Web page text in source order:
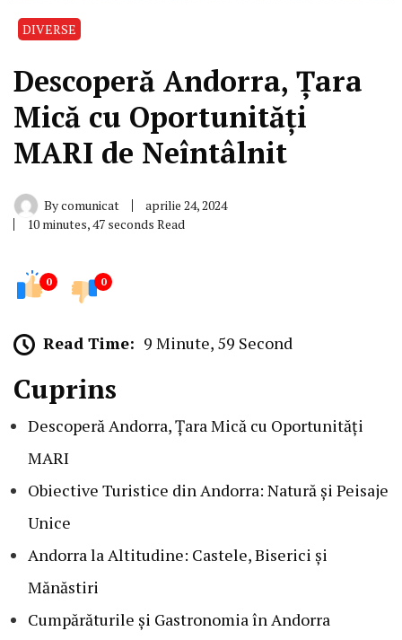
DIVERSE
Descoperă Andorra, Țara
Mică cu Oportunități
MARI de Neîntâlnit
Bycomunicat
aprilie 24, 2024
10 minutes, 47 seconds Read
0 0
Read Time: 9 Minute, 59 Second
Cuprins
Descoperă Andorra, Țara Mică cu Oportunități
MARI
Obiective Turistice din Andorra: Natură și Peisaje
Unice
Andorra la Altitudine: Castele, Biserici și
Mănăstiri
Cumpărăturile și Gastronomia în Andorra